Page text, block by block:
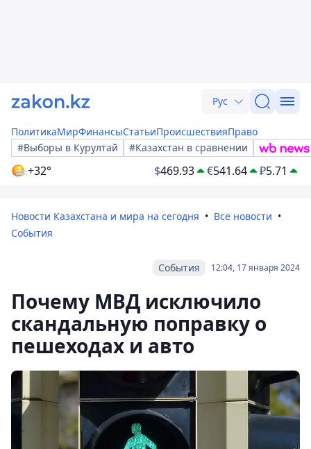
Рус
ПолитикаМирФинансыСтатьиПроисшествияПраво
#Выборы в Курултай
#Казахстан в сравнении
+32° $469.93 €541.64 ₽5.71
Новости Казахстана и мира на сегодня
Все новости
События
12:04, 17 января 2024
События
Почему МВД исключило
скандальную поправку о
пешеходах и авто